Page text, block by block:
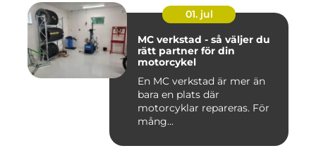
01. jul
MC verkstad - så väljer du
rätt partner för din
motorcykel
En MC verkstad är mer än
bara en plats där
motorcyklar repareras. För
mång...